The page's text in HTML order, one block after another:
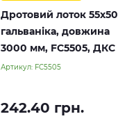
Дротовий лоток 55х50
гальваніка, довжина
3000 мм, FC5505, ДКС
Артикул: FC5505
242.40 грн.